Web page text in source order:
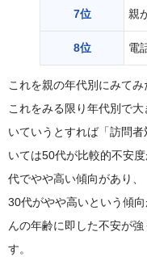
7位 親
8位 電
これを親の年代別にみてみ
これをみる限り年代別で
いていうとすれば「訪問
いては50代が比較的不安
代でやや高い傾向があり
30代がやや高いという傾
んの年齢に即した不安が
す。